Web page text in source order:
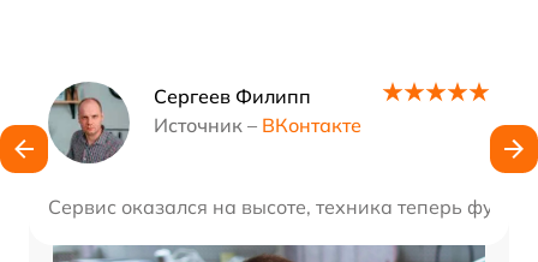
Сергеев Филипп
Источник – ВКонтакте
Сервис оказался на высоте, техника теперь
Наши мастера